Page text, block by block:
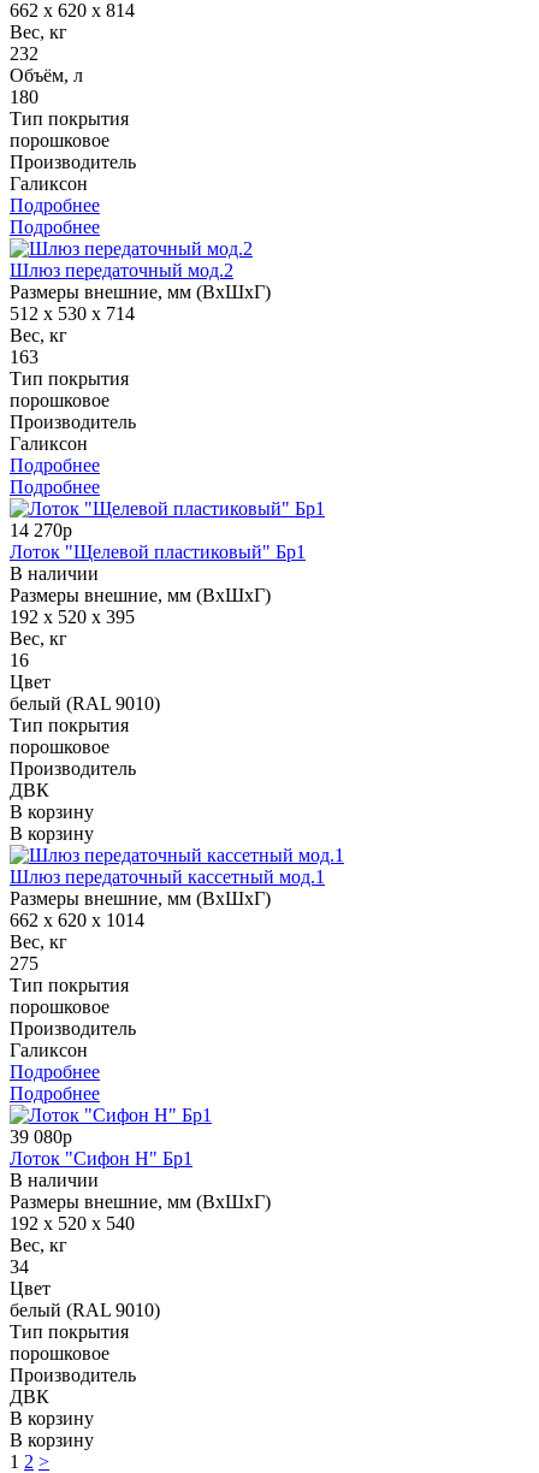
662 x 620 x 814
Вес, кг
232
Объём, л
180
Тип покрытия
порошковое
Производитель
Галиксон
Подробнее
Подробнее
Шлюз передаточный мод.2
Размеры внешние, мм (ВхШхГ)
512 x 530 x 714
Вес, кг
163
Тип покрытия
порошковое
Производитель
Галиксон
Подробнее
Подробнее
14 270р
Лоток "Щелевой пластиковый" Бр1
В наличии
Размеры внешние, мм (ВхШхГ)
192 x 520 x 395
Вес, кг
16
Цвет
белый (RAL 9010)
Тип покрытия
порошковое
Производитель
ДВК
В корзину
В корзину
Шлюз передаточный кассетный мод.1
Размеры внешние, мм (ВхШхГ)
662 x 620 x 1014
Вес, кг
275
Тип покрытия
порошковое
Производитель
Галиксон
Подробнее
Подробнее
39 080р
Лоток "Сифон Н" Бр1
В наличии
Размеры внешние, мм (ВхШхГ)
192 x 520 x 540
Вес, кг
34
Цвет
белый (RAL 9010)
Тип покрытия
порошковое
Производитель
ДВК
В корзину
В корзину
1 2 >